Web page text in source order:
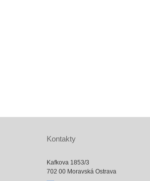
Kontakty
Kafkova 1853/3
702 00 Moravská Ostrava